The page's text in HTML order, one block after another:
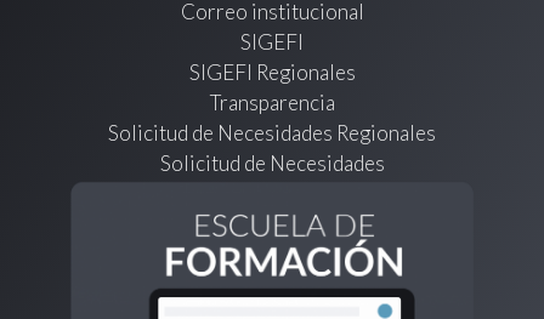
Correo institucional
SIGEFI
SIGEFI Regionales
Transparencia
Solicitud de Necesidades Regionales
Solicitud de Necesidades